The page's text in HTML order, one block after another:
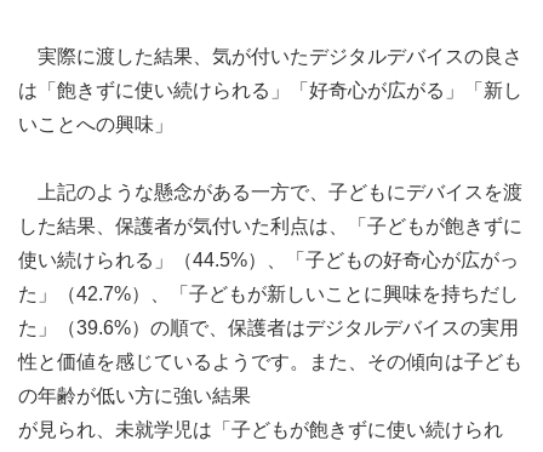
実際に渡した結果、気が付いたデジタルデバイスの良さ
は「飽きずに使い続けられる」「好奇心が広がる」「新し
いことへの興味」
上記のような懸念がある一方で、子どもにデバイスを渡
した結果、保護者が気付いた利点は、「子どもが飽きずに
使い続けられる」（44.5%）、「子どもの好奇心が広がっ
た」（42.7%）、「子どもが新しいことに興味を持ちだし
た」（39.6%）の順で、保護者はデジタルデバイスの実用
性と価値を感じているようです。また、その傾向は子ども
の年齢が低い方に強い結果
が見られ、未就学児は「子どもが飽きずに使い続けられ